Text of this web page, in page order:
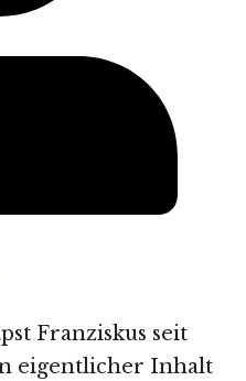
Franziskus seit
eigentlicher Inhalt